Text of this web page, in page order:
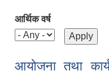
आर्थिक वर्ष
आयोजना तथा